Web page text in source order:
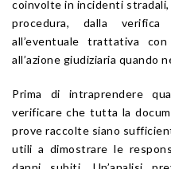
coinvolte in incidenti
procedura, dalla verifica
all’eventuale trattativa
all’azione giudiziaria quando
Prima di intraprendere
verificare che tutta la
prove raccolte siano
utili a dimostrare le